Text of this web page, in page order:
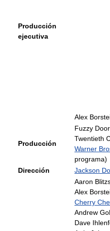
Producción
ejecutiva
Alex
Producción
Fuzzy Door
Twentieth
Warner
programa)
Dirección
Jackson
Aaron
Alex
Cherry
Andrew
Dave